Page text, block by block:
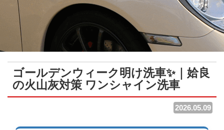
ゴールデンウィーク明け洗車✨️｜姶良
の火山灰対策 ワンシャイン洗車
2026.05.09